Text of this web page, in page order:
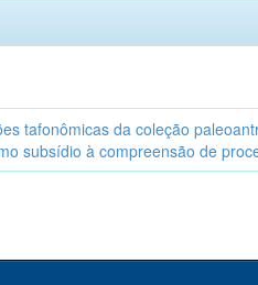
tafonômicas da coleção
subsídio à compreensão de